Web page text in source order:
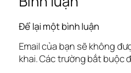
Để lại một bình luận
Email của bạn sẽ không
khai.Các trường bắt buộc